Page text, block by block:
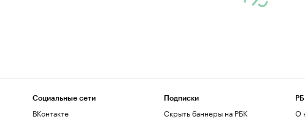
Социальные сети
ВКонтакте
Подписки
Скрыть баннеры на РБК
О